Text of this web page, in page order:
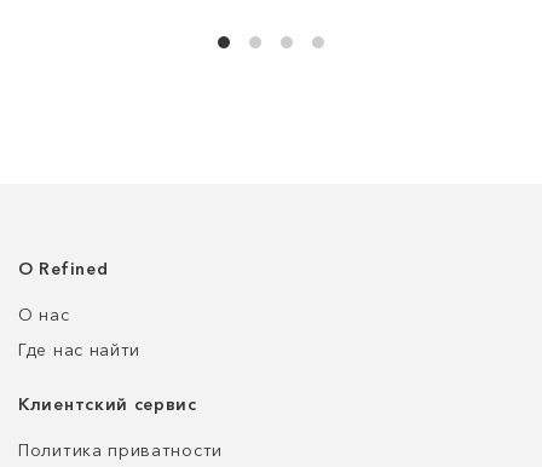
О Refined
О нас
Где нас найти
Клиентский сервис
Политика приватности